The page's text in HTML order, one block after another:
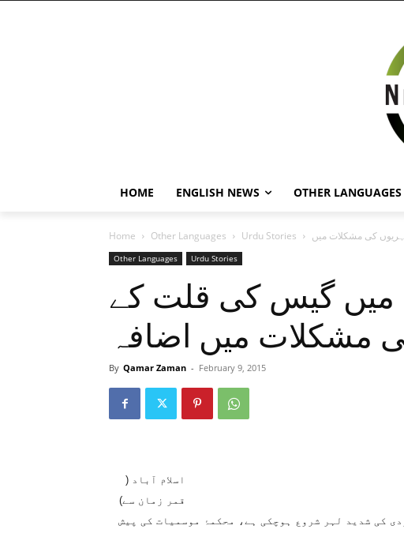
HOME ENGLISH NEWS OTHER LANGUAGES
Home Other Languages Urdu Stories
Other Languages Urdu Stories
میں گیس کی قلت کے
مشکلات میں اضافہ
By Qamar Zaman - February 9, 2015
اسلام آباد (
قمر زمان سے)
کی شدید لہر شروع ہوچکی ہے، محکمۂ موسمیات کی پیش